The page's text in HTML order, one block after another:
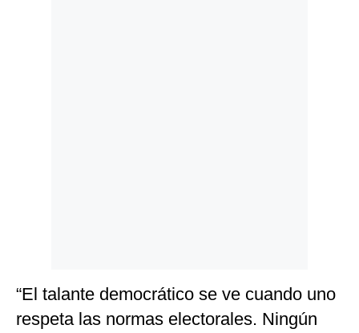
“El talante democrático se ve cuando uno
respeta las normas electorales. Ningún